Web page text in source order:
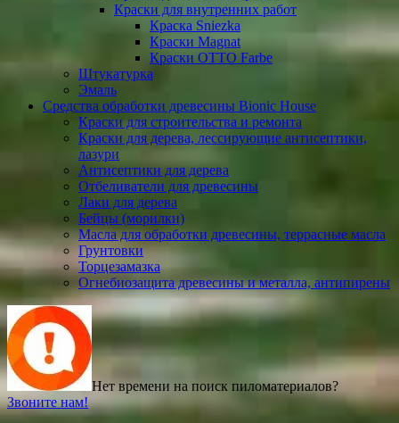
Краски для внутренних работ
Краска Sniezka
Краски Magnat
Краски OTTO Farbe
Штукатурка
Эмаль
Cредства обработки древесины Bionic House
Краски для строительства и ремонта
Краски для дерева, лессирующие антисептики,
лазури
Антисептики для дерева
Отбеливатели для древесины
Лаки для дерева
Бейцы (морилки)
Масла для обработки древесины, террасные масла
Грунтовки
Торцезамазка
Огнебиозащита древесины и металла, антипирены
Нет времени на поиск пиломатериалов?
Звоните нам!